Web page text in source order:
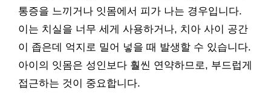
통증을 느끼거나 잇몸에서 피가 나는 경우입니다.
이는 치실을 너무 세게 사용하거나, 치아 사이 공간
이 좁은데 억지로 밀어 넣을 때 발생할 수 있습니다.
아이의 잇몸은 성인보다 훨씬 연약하므로, 부드럽게
접근하는 것이 중요합니다.